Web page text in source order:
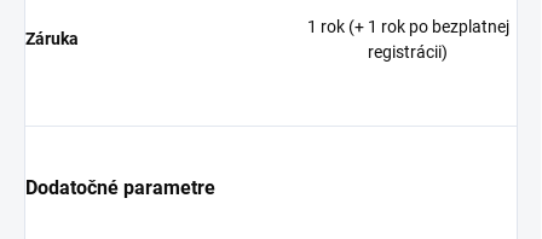
Záruka
1 rok (+ 1 rok po bezplatnej
registrácii)
Dodatočné parametre